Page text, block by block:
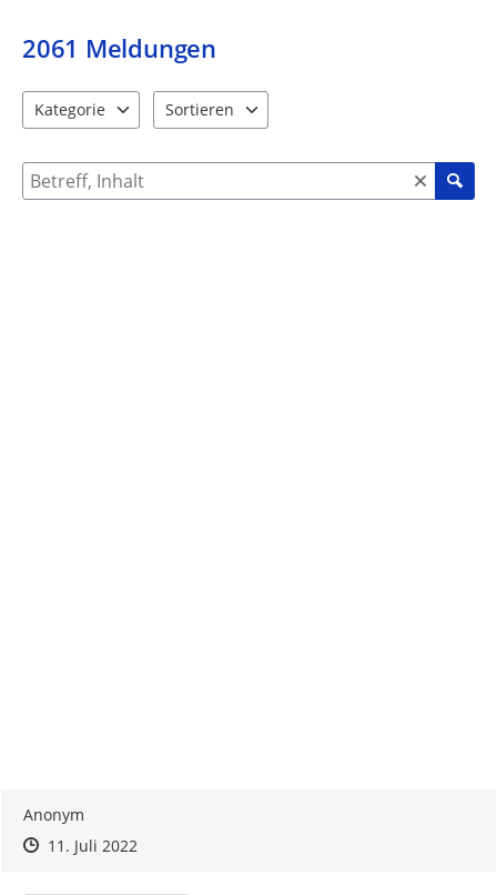
Weiterlesen
2061 Meldungen
Kategorie
Sortieren
Suche nach Meldungen und Kommentaren
Anonym
Zeitpunkt des Erstellens
Zeitpunkt des Erstellens
11. Juli 2022Zur Äußerung